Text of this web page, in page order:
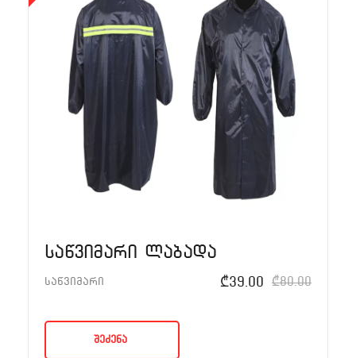
საწვიმარი ლაბადა
საწვიმარი ₾80.00
₾39.00
შეძენა